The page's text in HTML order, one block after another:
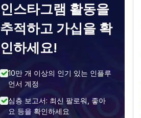
인스타그램 활동을
추적하고 가십을 확
인하세요!
10만 개 이상의 인기 있는 인플루
언서 계정
심층 보고서: 최신 팔로워, 좋아
요 등을 확인하세요